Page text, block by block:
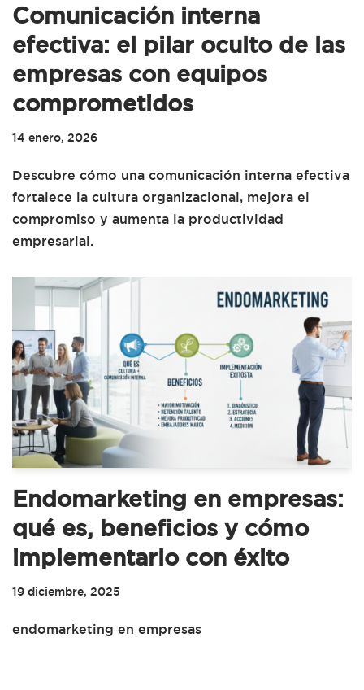
Comunicación interna
efectiva: el pilar oculto de las
empresas con equipos
comprometidos
14 enero, 2026
Descubre cómo una comunicación interna efectiva
fortalece la cultura organizacional, mejora el
compromiso y aumenta la productividad
empresarial.
Endomarketing en empresas:
qué es, beneficios y cómo
implementarlo con éxito
19 diciembre, 2025
endomarketing en empresas